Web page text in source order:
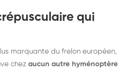
qui
marquante du frelon européen,
chez aucun autre hyménoptère